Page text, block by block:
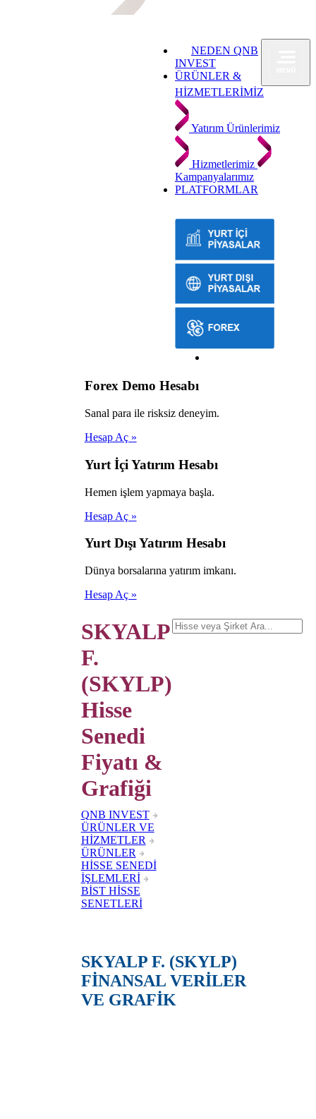
NEDEN QNB
INVEST
ÜRÜNLER &
HİZMETLERİMİZ
Yatırım Ürünlerimiz
Hizmetlerimiz
Kampanyalarımız
PLATFORMLAR
Forex Demo Hesabı
Sanal para ile risksiz deneyim.
Hesap Aç »
Yurt İçi Yatırım Hesabı
Hemen işlem yapmaya başla.
Hesap Aç »
Yurt Dışı Yatırım Hesabı
Dünya borsalarına yatırım imkanı.
Hesap Aç »
SKYALP
F.
(SKYLP)
Hisse
Senedi
Fiyatı &
Grafiği
QNB INVEST
ÜRÜNLER VE
HİZMETLER
ÜRÜNLER
HİSSE SENEDİ
İŞLEMLERİ
BİST HİSSE
SENETLERİ
SKYALP F. (SKYLP)
FİNANSAL VERİLER
VE GRAFİK